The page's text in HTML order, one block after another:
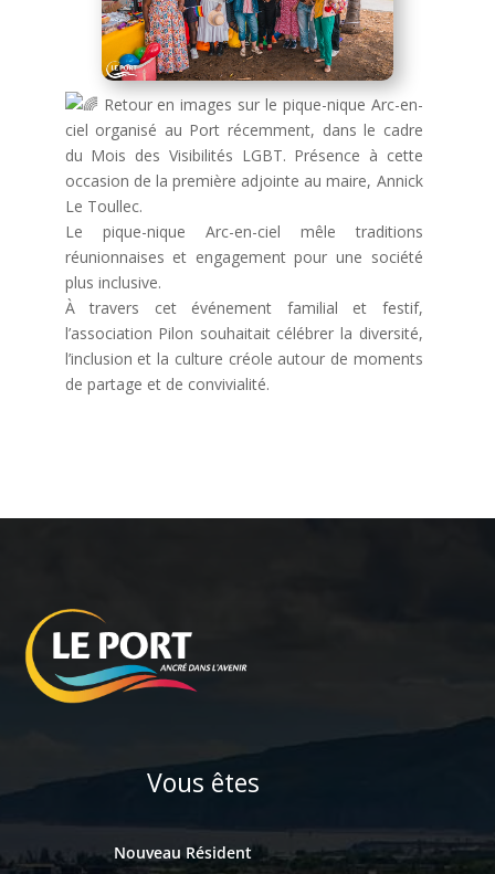
Retour en images sur le pique-nique Arc-en-
ciel organisé au Port récemment, dans le cadre
du Mois des Visibilités LGBT. Présence à cette
occasion de la première adjointe au maire, Annick
Le Toullec.
Le pique-nique Arc-en-ciel mêle traditions
réunionnaises et engagement pour une société
plus inclusive.
À travers cet événement familial et festif,
l’association Pilon souhaitait célébrer la diversité,
l’inclusion et la culture créole autour de moments
de partage et de convivialité.
Vous êtes
Nouveau Résident